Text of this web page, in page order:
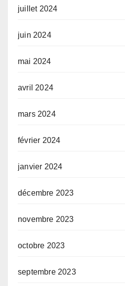
juillet 2024
juin 2024
mai 2024
avril 2024
mars 2024
février 2024
janvier 2024
décembre 2023
novembre 2023
octobre 2023
septembre 2023